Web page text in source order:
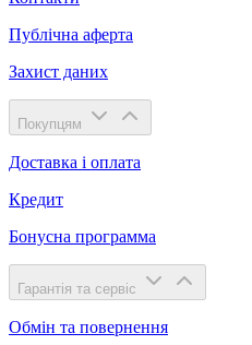
Публічна аферта
Захист даних
Покупцям
Доставка і оплата
Кредит
Бонусна программа
Гарантія та сервіс
Обмін та повернення